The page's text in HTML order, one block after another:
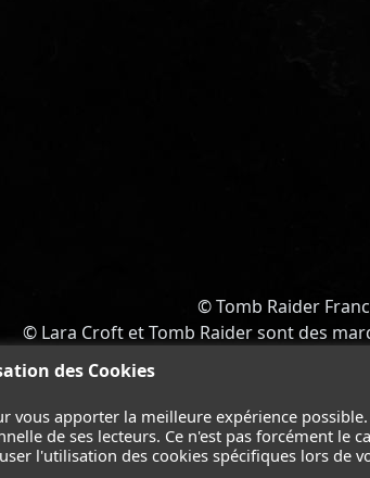
des Cookies
apporter la meilleure expérience
de ses lecteurs. Ce n'est pas forcément le
l'utilisation des cookies spécifiques lors de
© Tomb Raider
© Lara Croft et Tomb Raider sont des
- LEGACY OF ATLANTIS